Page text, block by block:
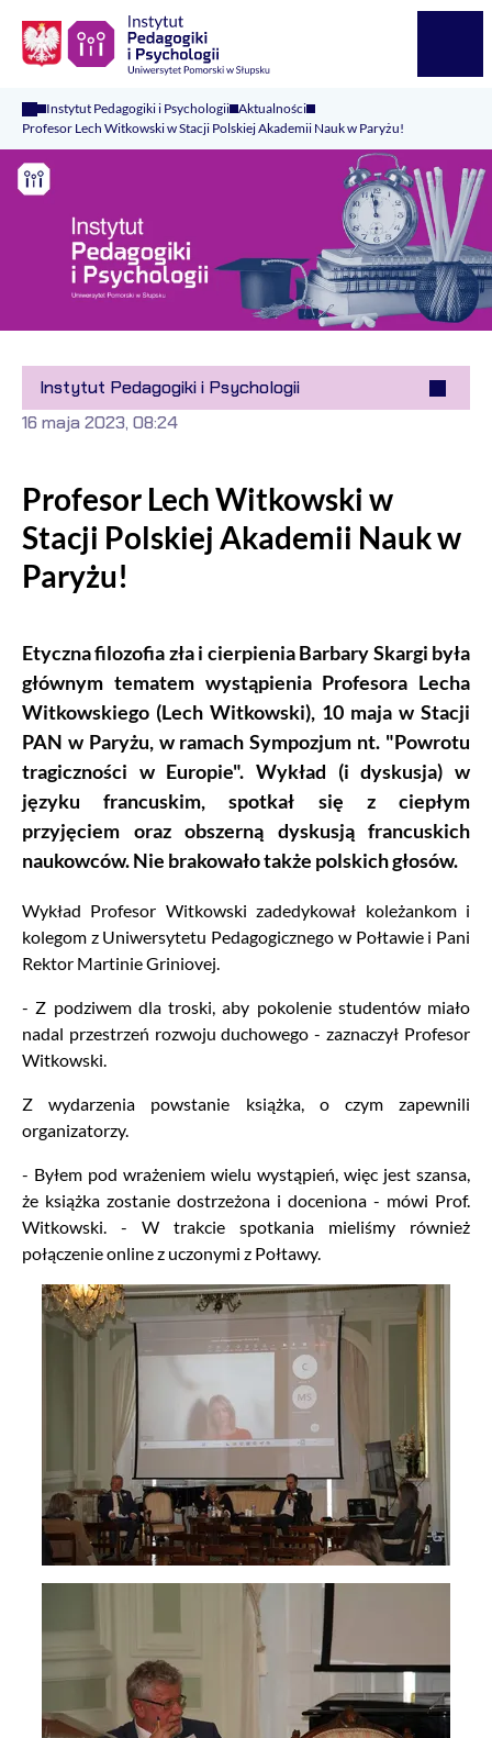
Instytut Pedagogiki i Psychologii Aktualności
Profesor Lech Witkowski w Stacji Polskiej Akademii Nauk w Paryżu!
Instytut Pedagogiki i Psychologii
Profesor Lech Witkowski w
Stacji Polskiej Akademii Nauk w
Paryżu!
Etyczna filozofia zła i cierpienia Barbary Skargi była
głównym tematem wystąpienia Profesora Lecha
Witkowskiego (Lech Witkowski), 10 maja w Stacji
PAN w Paryżu, w ramach Sympozjum nt. "Powrotu
tragiczności w Europie". Wykład (i dyskusja) w
języku francuskim, spotkał się z ciepłym
przyjęciem oraz obszerną dyskusją francuskich
naukowców. Nie brakowało także polskich głosów.
16 maja 2023, 08:24
Wykład Profesor Witkowski zadedykował koleżankom i
kolegom z Uniwersytetu Pedagogicznego w Połtawie i Pani
Rektor Martinie Griniovej.
- Z podziwem dla troski, aby pokolenie studentów miało
nadal przestrzeń rozwoju duchowego - zaznaczył Profesor
Witkowski.
Z wydarzenia powstanie książka, o czym zapewnili
organizatorzy.
- Byłem pod wrażeniem wielu wystąpień, więc jest szansa,
że książka zostanie dostrzeżona i doceniona - mówi Prof.
Witkowski. - W trakcie spotkania mieliśmy również
połączenie online z uczonymi z Połtawy.
Logo Kaliop Poland